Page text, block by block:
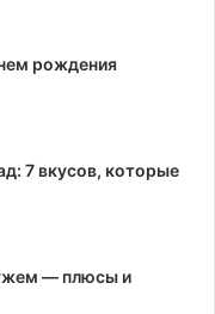
рождения
7 вкусов, которые
— плюсы и